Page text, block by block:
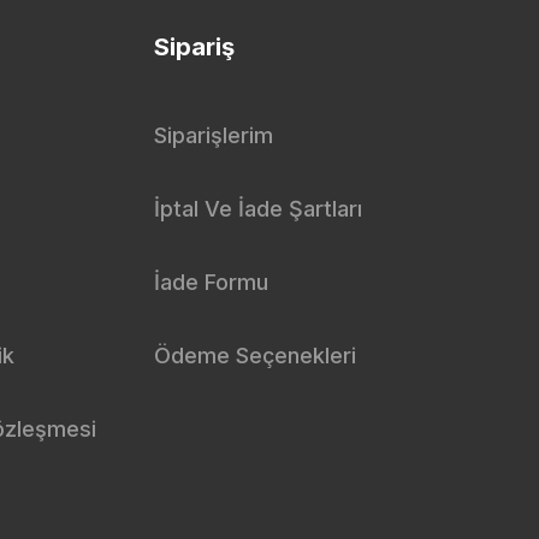
Sipariş
Siparişlerim
İptal Ve İade Şartları
İade Formu
Ödeme Seçenekleri